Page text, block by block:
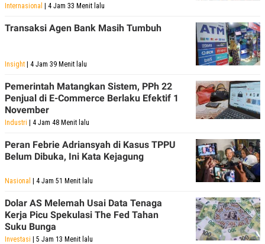
Internasional | 4 Jam 33 Menit lalu
Transaksi Agen Bank Masih Tumbuh
Insight | 4 Jam 39 Menit lalu
Pemerintah Matangkan Sistem, PPh 22
Penjual di E-Commerce Berlaku Efektif 1
November
Industri | 4 Jam 48 Menit lalu
Peran Febrie Adriansyah di Kasus TPPU
Belum Dibuka, Ini Kata Kejagung
Nasional | 4 Jam 51 Menit lalu
Dolar AS Melemah Usai Data Tenaga
Kerja Picu Spekulasi The Fed Tahan
Suku Bunga
Investasi | 5 Jam 13 Menit lalu